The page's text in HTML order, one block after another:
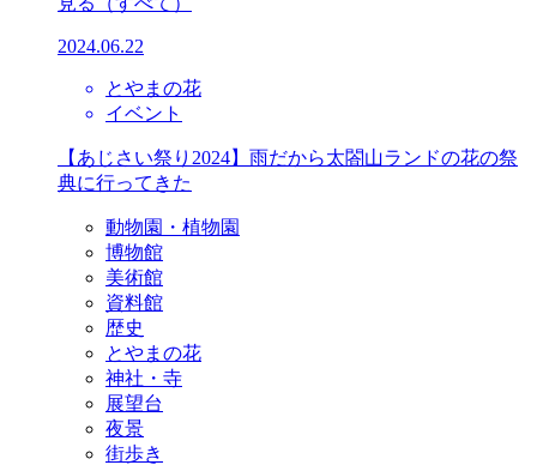
2024.06.22
とやまの花
イベント
【あじさい祭り2024】雨だから太閤山ランドの花の祭
典に行ってきた
動物園・植物園
博物館
美術館
資料館
歴史
とやまの花
神社・寺
展望台
夜景
街歩き